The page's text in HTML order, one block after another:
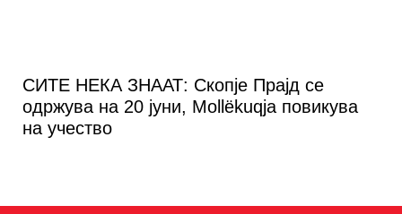
СИТЕ НЕКА ЗНААТ: Скопје Прајд се
одржува на 20 јуни, Mollëkuqja повикува
на учество